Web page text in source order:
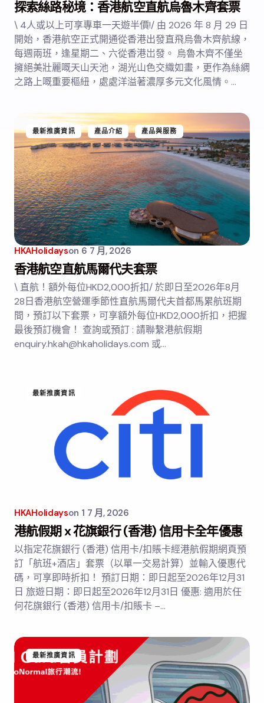
探索絲路秘境：香港航空直航烏魯木齊套票
\ 4人或以上可享專車一天遊半價!/ 由 2026 年 8 月 29 日
開始，香港航空正式開通從香港出發直飛烏魯木齊航線，
每週兩班，逢星期二、六從香港岀發。 烏魯木齊不僅坐
擁絕美壯麗嘅天山天池，湖光山色交織如畫，更作為絲綢
之路上嘅重要樞紐，處處洋溢著濃厚多元文化風情。…
最新推廣資訊 產品介紹 產品與服務
HKAHolidayson 6 7 月, 2026
香港航空直航馬爾代夫套票
\ 直航！額外每位HKD2,000折扣/ 於即日至2026年8月
28日香港航空營運季節性直航馬爾代夫首都馬累航班期
間，預訂以下套票，可享額外每位HKD2,000折扣，把握
最後預訂機會！ 查詢或預訂 : 請聯繫港航假期
enquiry.hkah@hkaholidays.com 或…
最新推廣資訊
HKAHolidayson 1 7 月, 2026
港航假期 x 花旗銀行 (香港) 信用卡全年優惠
以指定花旗銀行 (香港) 信用卡/扣賬卡經港航假期網頁預
訂「航班+酒店」套票（以單一交易計算）並輸入優惠代
碼，可享即時折扣！ 預訂日期：即日起至2026年12月31
日 旅遊日期：即日起至2026年12月31日 優惠: 適用於任
何花旗銀行 (香港) 信用卡/扣賬卡 –…
最新推廣資訊